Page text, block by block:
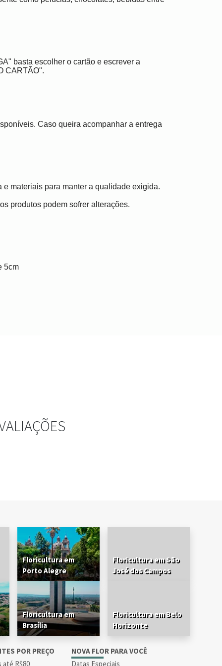
basta escolher o cartão e escrever a
CARTÃO".
Caso queira acompanhar a entrega
materiais para manter a qualidade exigida.
produtos podem sofrer alterações.
5cm
Floricultura em
Porto Alegre
Floricultura em São
José dos Campos
Floricultura em
Brasília
Floricultura em Belo
Horizonte
POR PREÇO
até R$80
NOVA FLOR PARA VOCÊ
Datas Especiais